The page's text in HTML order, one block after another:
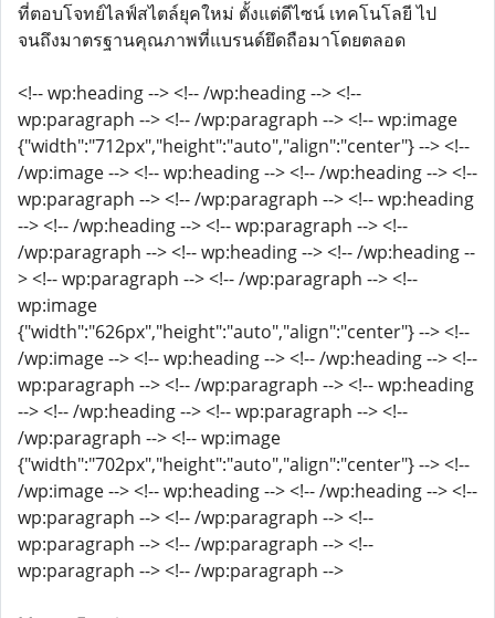
ที่ตอบโจทย์ไลฟ์สไตล์ยุคใหม่ ตั้งแต่ดีไซน์ เทคโนโลยี ไป
จนถึงมาตรฐานคุณภาพที่แบรนด์ยึดถือมาโดยตลอด
<!-- wp:heading --> <!-- /wp:heading --> <!--
wp:paragraph --> <!-- /wp:paragraph --> <!-- wp:image
{"width":"712px","height":"auto","align":"center"} --> <!--
/wp:image --> <!-- wp:heading --> <!-- /wp:heading --> <!--
wp:paragraph --> <!-- /wp:paragraph --> <!-- wp:heading
--> <!-- /wp:heading --> <!-- wp:paragraph --> <!--
/wp:paragraph --> <!-- wp:heading --> <!-- /wp:heading --
> <!-- wp:paragraph --> <!-- /wp:paragraph --> <!--
wp:image
{"width":"626px","height":"auto","align":"center"} --> <!--
/wp:image --> <!-- wp:heading --> <!-- /wp:heading --> <!--
wp:paragraph --> <!-- /wp:paragraph --> <!-- wp:heading
--> <!-- /wp:heading --> <!-- wp:paragraph --> <!--
/wp:paragraph --> <!-- wp:image
{"width":"702px","height":"auto","align":"center"} --> <!--
/wp:image --> <!-- wp:heading --> <!-- /wp:heading --> <!--
wp:paragraph --> <!-- /wp:paragraph --> <!--
wp:paragraph --> <!-- /wp:paragraph --> <!--
wp:paragraph --> <!-- /wp:paragraph -->